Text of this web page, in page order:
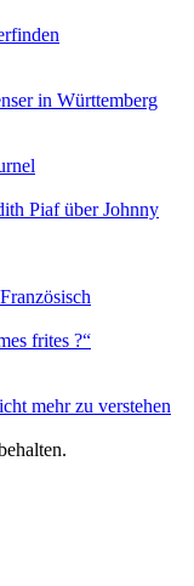
in Württemberg
Piaf über Johnny
frites ?“
mehr zu verstehen